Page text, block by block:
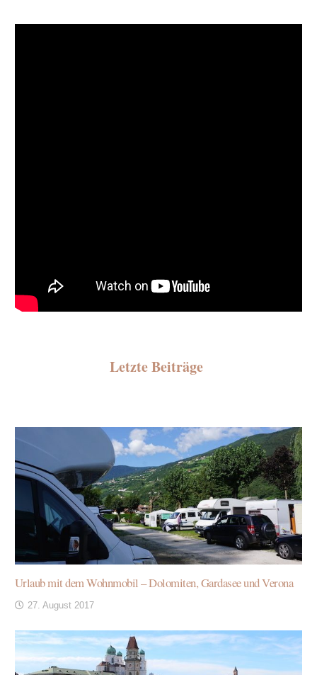
Letzte Beiträge
Urlaub mit dem Wohnmobil – Dolomiten, Gardasee und Verona
27. August 2017